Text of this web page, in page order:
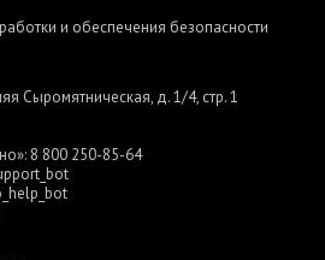
и обеспечения безопасности
Сыромятническая, д. 1/4, стр. 1
8 800 250-85-64